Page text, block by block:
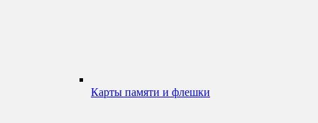
Карты памяти и флешки